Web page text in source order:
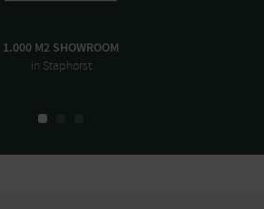
1.000 M2 SHOWROOM
in Staphorst